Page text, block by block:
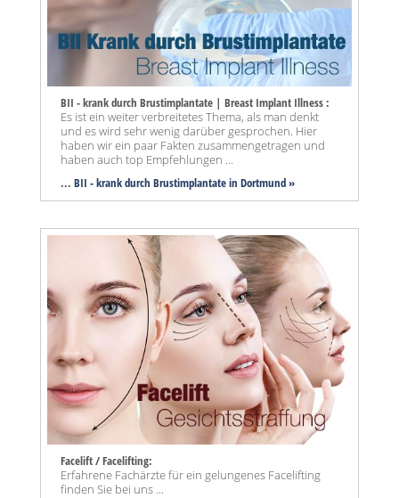
BII - krank durch Brustimplantate | Breast Implant Illness :
Es ist ein weiter verbreitetes Thema, als man denkt
und es wird sehr wenig darüber gesprochen. Hier
haben wir ein paar Fakten zusammengetragen und
haben auch top Empfehlungen ...
... BII - krank durch Brustimplantate in Dortmund »
Facelift / Facelifting:
Erfahrene Fachärzte für ein gelungenes Facelifting
finden Sie bei uns ...